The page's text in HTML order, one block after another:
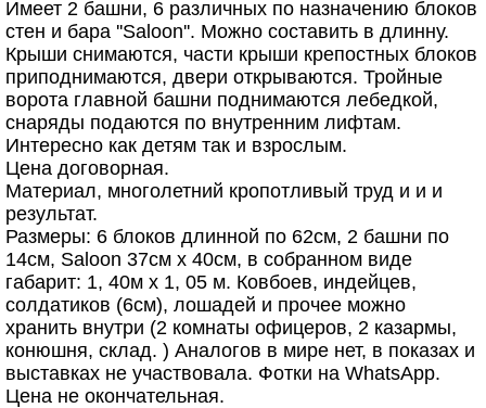
Имеет 2 башни, 6 различных по назначению блоков
стен и бара ''Saloon''. Можно составить в длинну.
Крыши снимаются, части крыши крепостных блоков
приподнимаются, двери открываются. Тройные
ворота главной башни поднимаются лебедкой,
снаряды подаются по внутренним лифтам.
Интересно как детям так и взрослым.
Цена договорная.
Материал, многолетний кропотливый труд и и и
результат.
Размеры: 6 блоков длинной по 62см, 2 башни по
14см, Saloon 37см х 40см, в собранном виде
габарит: 1, 40м x 1, 05 м. Ковбоев, индейцев,
солдатиков (6см), лошадей и прочее можно
хранить внутри (2 комнаты офицеров, 2 казармы,
конюшня, склад. ) Аналогoв в мире нет, в показах и
выставках не участвовала. Фотки на WhatsApp.
Цена не окончательная.